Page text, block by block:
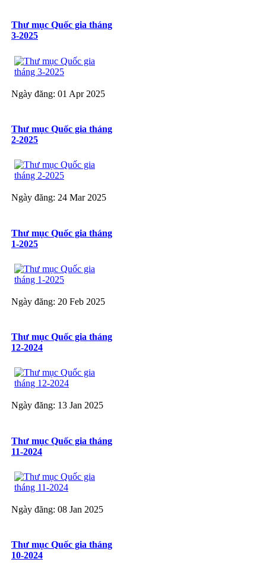
Thư mục Quốc gia tháng
3-2025
Ngày đăng: 01 Apr 2025
Thư mục Quốc gia tháng
2-2025
Ngày đăng: 24 Mar 2025
Thư mục Quốc gia tháng
1-2025
Ngày đăng: 20 Feb 2025
Thư mục Quốc gia tháng
12-2024
Ngày đăng: 13 Jan 2025
Thư mục Quốc gia tháng
11-2024
Ngày đăng: 08 Jan 2025
Thư mục Quốc gia tháng
10-2024